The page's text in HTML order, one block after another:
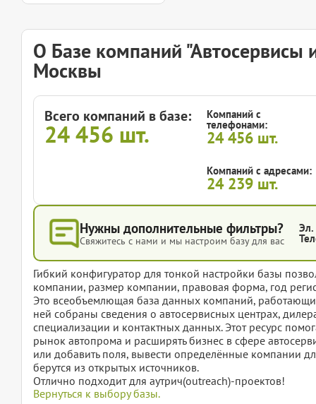
О Базе компаний "Автосервисы
Москвы
Всего компаний в базе:
24 456 шт.
Компаний с
телефонами:
24 456 шт.
Компаний с адресами:
24 239 шт.
Нужны дополнительные фильтры?
Свяжитесь с нами и мы настроим базу для вас
Эл.
Гибкий конфигуратор для тонкой настройки базы
компании, размер компании, правовая форма, год
Это всеобъемлющая база данных компаний,
ней собраны сведения о автосервисных центрах,
специализации и контактных данных. Этот ресурс
рынок автопрома и расширять бизнес в сфере
или добавить поля, вывести определённые компании
берутся из открытых источников.
Отлично подходит для аутрич(outreach)-проектов!
Вернуться к выбору базы.